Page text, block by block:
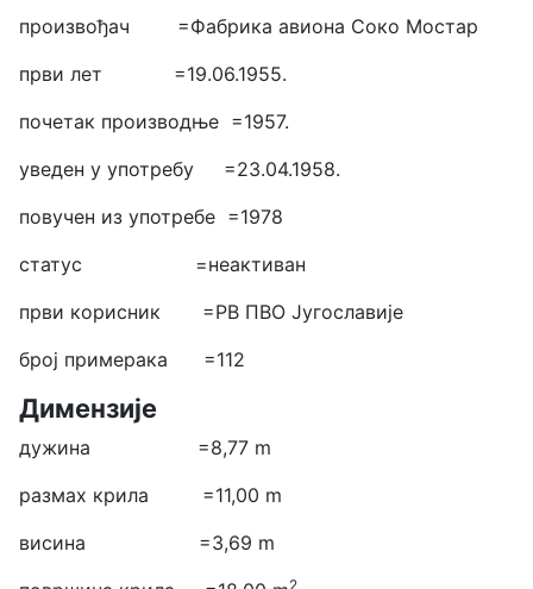
произвођач =Фабрика авиона Соко Мостар
први лет =19.06.1955.
почетак производње =1957.
уведен у употребу =23.04.1958.
повучен из употребе =1978
статус =неактиван
први корисник =РВ ПВО Југославије
број примерака =112
Димензије
дужина =8,77 m
размах крила =11,00 m
висина =3,69 m
2